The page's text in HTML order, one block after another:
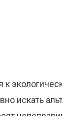
искать